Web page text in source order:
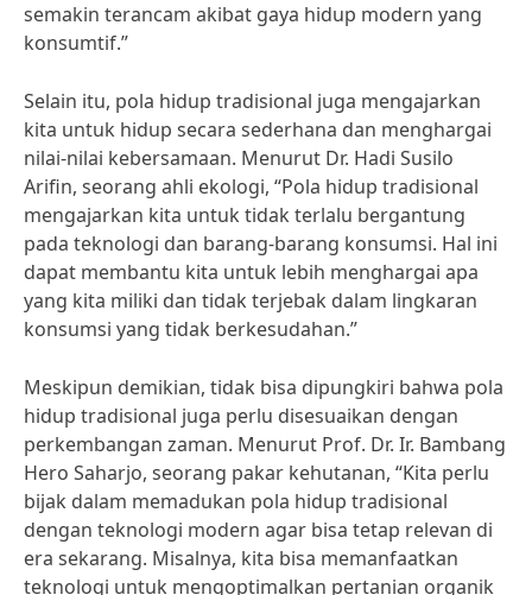
semakin terancam akibat gaya hidup modern yang
konsumtif.”
Selain itu, pola hidup tradisional juga mengajarkan
kita untuk hidup secara sederhana dan menghargai
nilai-nilai kebersamaan. Menurut Dr. Hadi Susilo
Arifin, seorang ahli ekologi, “Pola hidup tradisional
mengajarkan kita untuk tidak terlalu bergantung
pada teknologi dan barang-barang konsumsi. Hal ini
dapat membantu kita untuk lebih menghargai apa
yang kita miliki dan tidak terjebak dalam lingkaran
konsumsi yang tidak berkesudahan.”
Meskipun demikian, tidak bisa dipungkiri bahwa pola
hidup tradisional juga perlu disesuaikan dengan
perkembangan zaman. Menurut Prof. Dr. Ir. Bambang
Hero Saharjo, seorang pakar kehutanan, “Kita perlu
bijak dalam memadukan pola hidup tradisional
dengan teknologi modern agar bisa tetap relevan di
era sekarang. Misalnya, kita bisa memanfaatkan
teknologi untuk mengoptimalkan pertanian organik